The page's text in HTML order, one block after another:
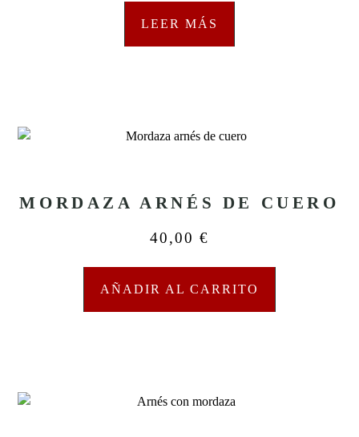
LEER MÁS
MORDAZA ARNÉS DE CUERO
40,00 €
AÑADIR AL CARRITO